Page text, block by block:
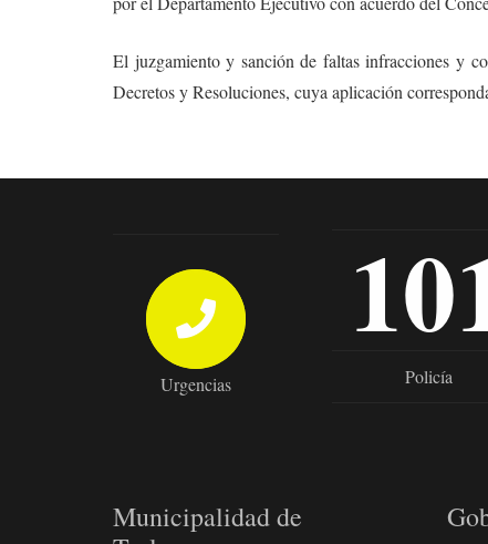
El juzgamiento y sanción de faltas infracciones y
Decretos y Resoluciones, cuya aplicación
Urgencias Policía
Municipalidad de